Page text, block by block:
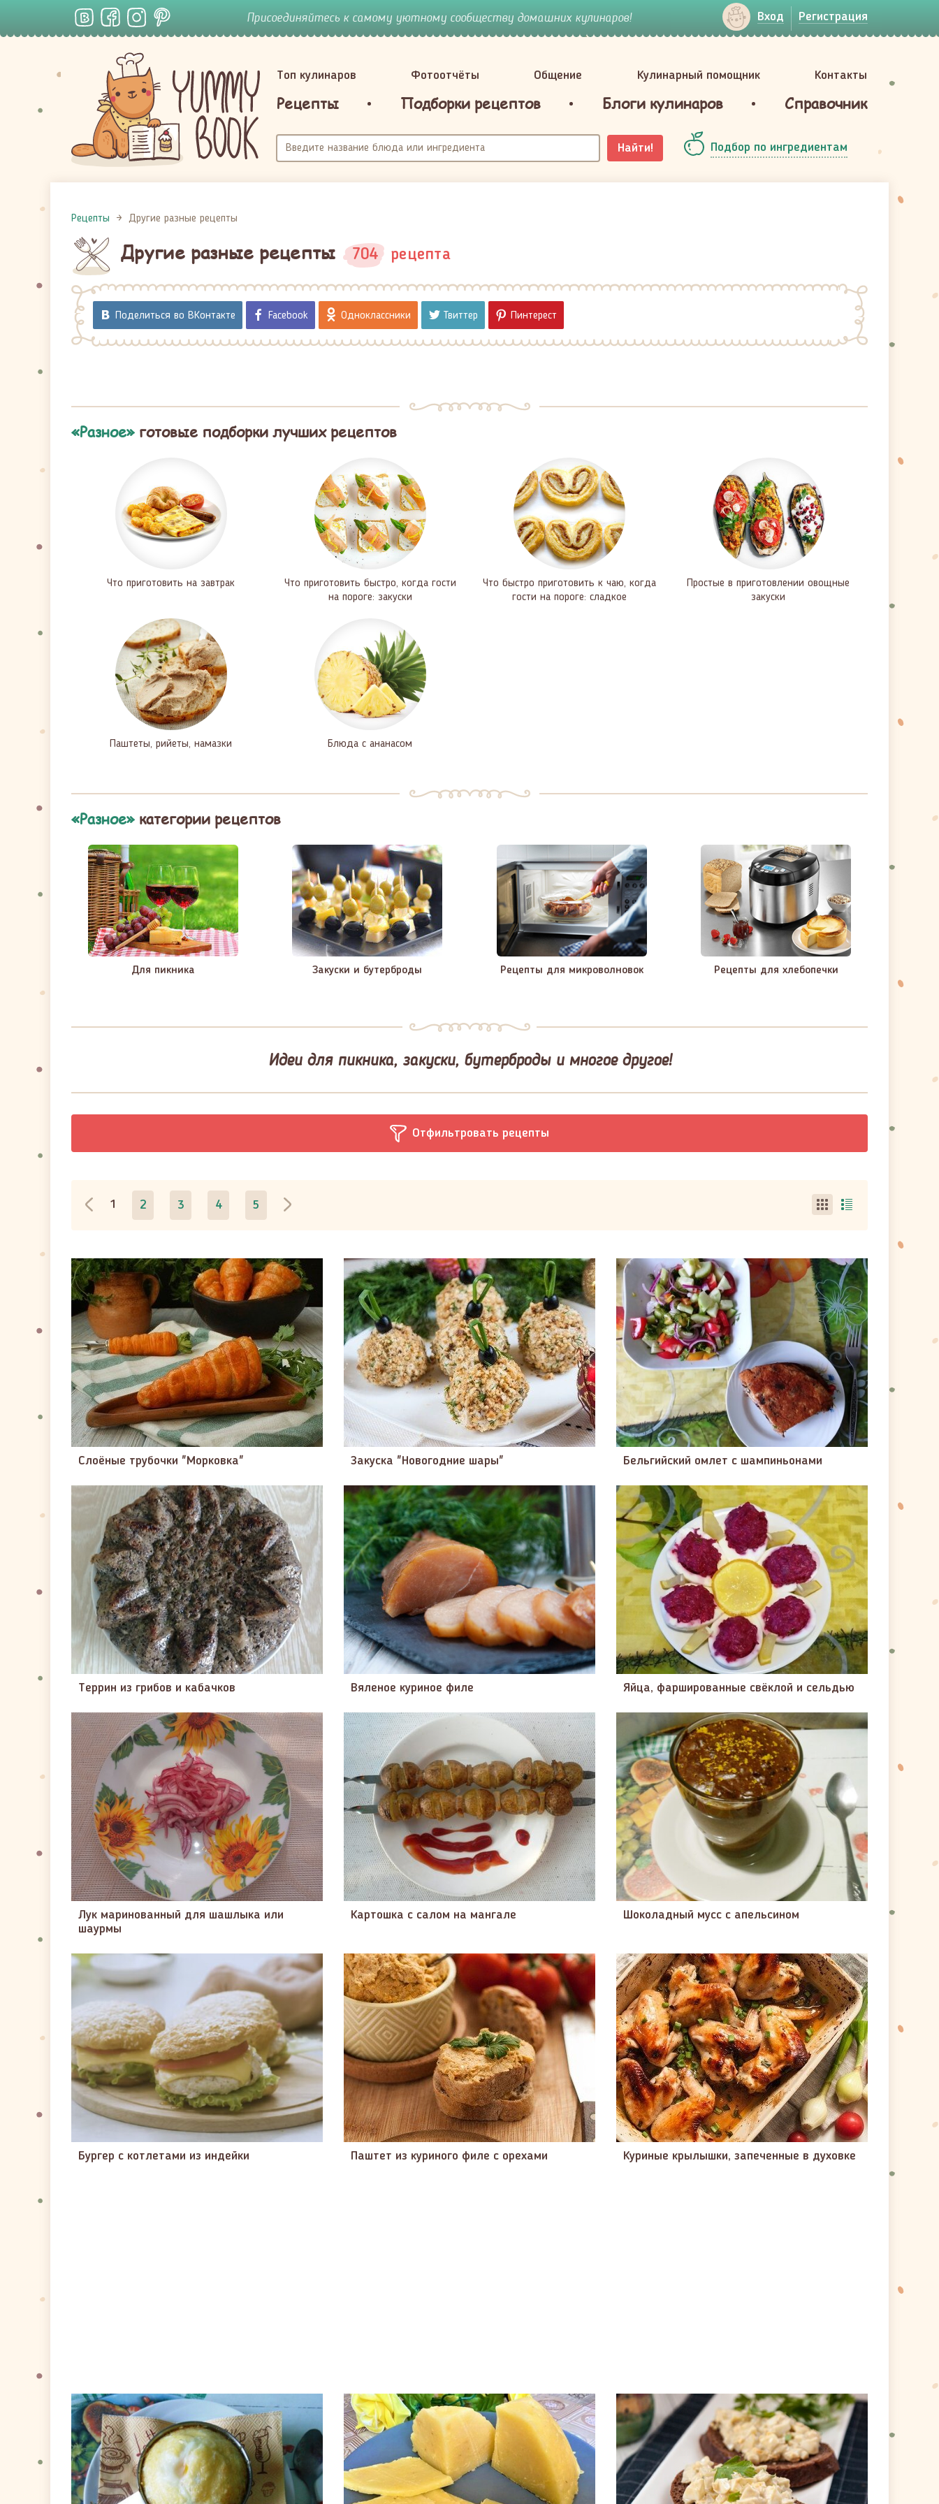
Присоединяйтесь к самому уютному сообществу домашних кулинаров! Вход Регистрация
Топ кулинаров Фотоотчёты Общение Кулинарный помощник Контакты
Рецепты Подборки рецептов Блоги кулинаров Справочник
Найти! Подбор по ингредиентам
Рецепты Другие разные рецепты
Другие разные рецепты 704 рецепта
Поделиться во ВКонтакте Facebook Одноклассники Твиттер Пинтерест
«Разное» готовые подборки лучших рецептов
Что приготовить на завтрак
Что приготовить быстро, когда гости
на пороге: закуски
Что быстро приготовить к чаю, когда
гости на пороге: сладкое
Простые в приготовлении овощные
закуски
Паштеты, рийеты, намазки Блюда с ананасом
«Разное» категории рецептов
Для пикника Закуски и бутерброды Рецепты для микроволновок Рецепты для хлебопечки
Идеи для пикника, закуски, бутерброды и многое другое!
Отфильтровать рецепты
1 2 3 4 5
Слоёные трубочки "Морковка" Закуска "Новогодние шары" Бельгийский омлет с шампиньонами
Террин из грибов и кабачков Вяленое куриное филе Яйца, фаршированные свёклой и сельдью
Лук маринованный для шашлыка или
шаурмы
Картошка с салом на мангале Шоколадный мусс с апельсином
Бургер с котлетами из индейки Паштет из куриного филе с орехами Куриные крылышки, запеченные в духовке